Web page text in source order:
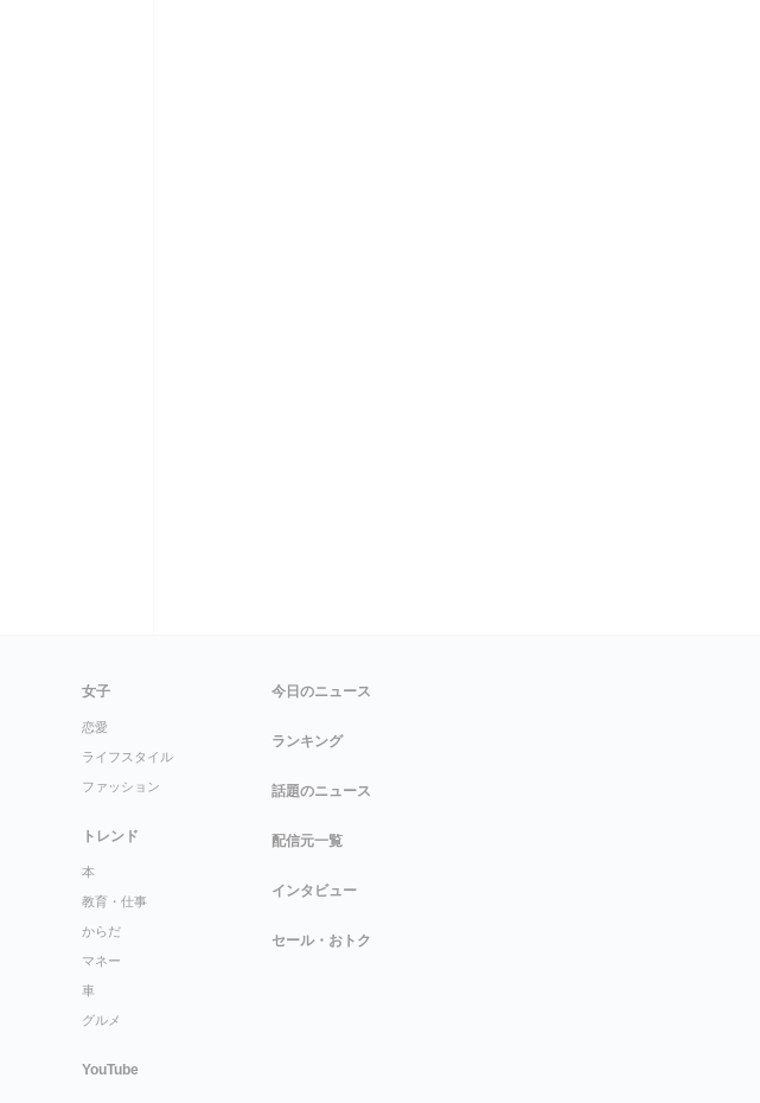
女子
恋愛
ライフスタイル
ファッション
トレンド
本
教育・仕事
からだ
マネー
車
グルメ
YouTube
今日のニュース
ランキング
話題のニュース
配信元一覧
インタビュー
セール・おトク